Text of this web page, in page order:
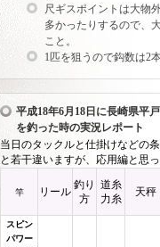
尺ギスポイントは大物
多かったりするので、
こと。
1匹を狙うので鈎数は2
平成18年6月18日に長崎県平
を釣った時の実況レポート
当日のタックルと仕掛けなどの
と若干違いますが、応用編と思
竿 リール
釣り
方
道糸
力糸
天秤
スピン
パワー